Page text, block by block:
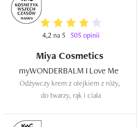
4,2 na 5 505 opinii
Miya Cosmetics
Odżywczy krem z olejkiem z róży,
do twarzy, rąk i ciała